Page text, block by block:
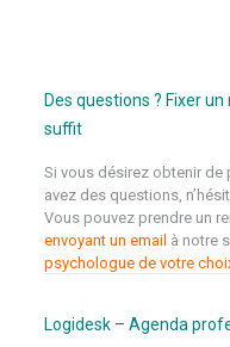
Des questions ? Fixer
suffit
Si vous désirez obtenir
avez des questions,
Vous pouvez prendre un
envoyant un email à notre
psychologue de votre
Logidesk – Agenda